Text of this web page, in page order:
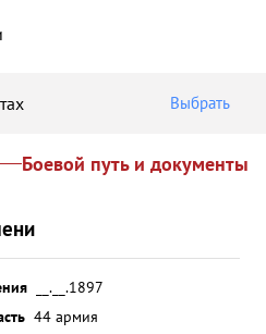
Выбрать
Боевой путь и документы
__.__.1897
44 армия